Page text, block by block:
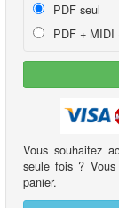
PDF seul
PDF + MIDI
Vous souhaitez
seule fois ?
panier.